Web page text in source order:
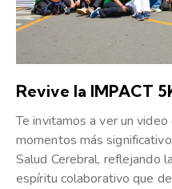
Revive la IMPACT
Te invitamos a ver un
momentos más
Salud Cerebral, reflejando
espíritu colaborativo que